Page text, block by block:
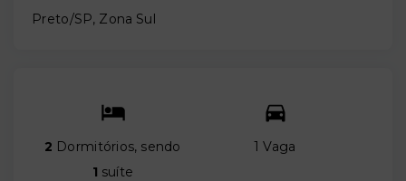
Preto/SP, Zona Sul
2 Dormitórios, sendo
1 suíte
1 Vaga